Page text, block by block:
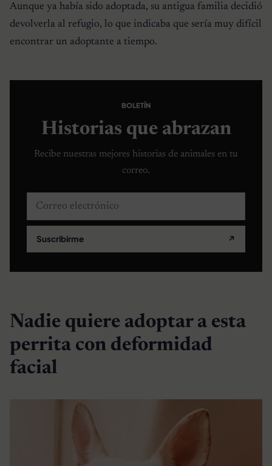
Aunque ya había sido adoptada, su antigua familia decidió
devolverla al refugio, lo que indicaba que sería muy difícil
encontrar un adoptante a tiempo.
BOLETÍN
Historias que abrazan
Recibe nuestras mejores historias de animales en tu
correo.
Correo electrónico
Suscribirme ↗
Nadie quiere adoptar a esta
perrita con deformidad
facial